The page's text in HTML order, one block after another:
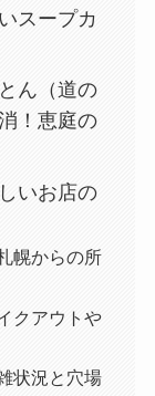
スープカ
ん（道の
！恵庭の
いお店の
幌からの所
クアウトや
状況と穴場